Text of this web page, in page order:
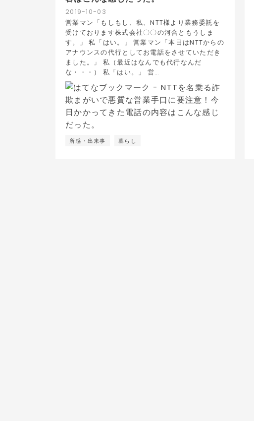
2019-10-03
所感・出来事 暮らし
営業マン「もしもし、私、NTT様より業務委託を
受けております株式会社〇〇の河合ともうしま
す。」 私「はい。」 営業マン「本日はNTTからの
アナウンスの代行としてお電話をさせていただき
ました。」 私（最近はなんでも代行なんだ
な・・・） 私「はい。」 営…